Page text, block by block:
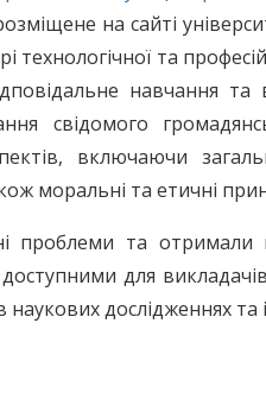
на сайті
технологічної та
навчання
свідомого
включаючи
моральні та етичні
проблеми та отримали
для
дослідженнях та